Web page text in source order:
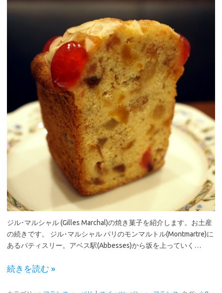
ジル･マルシャル (Gilles Marchal)の焼き菓子を紹介します。お土産
の続きです。 ジル･マルシャル パリのモンマルトル(Montmartre)に
あるパティスリー。アベス駅(Abbesses)から坂を上っていく…
続きを読む »